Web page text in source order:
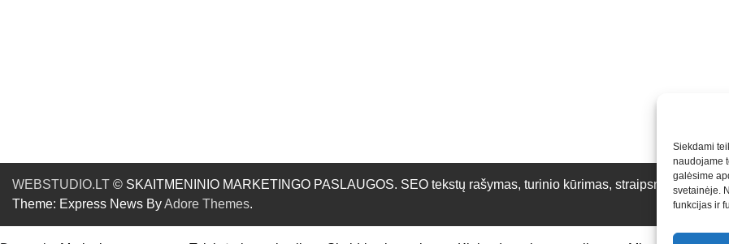
Siekdami
naudojame
galėsime
svetainėje.
funkcijas ir
WEBSTUDIO.LT © SKAITMENINIO MARKETINGO PASLAUGOS. SEO tekstų rašymas, turinio kūrimas, straipsnių
Theme: Express News ByAdore Themes.